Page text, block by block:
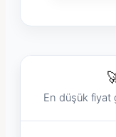
En düşük fiyat